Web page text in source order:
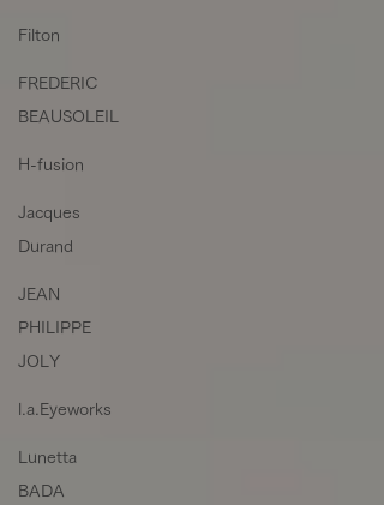
Filton
FREDERIC
BEAUSOLEIL
H-fusion
Jacques
Durand
JEAN
PHILIPPE
JOLY
l.a.Eyeworks
Lunetta
BADA